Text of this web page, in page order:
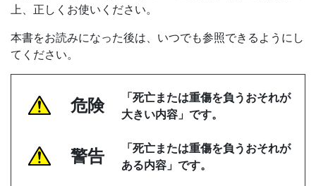
上、正しくお使いください。
本書をお読みになった後は、いつでも参照できるようにし
てください。
危険
「死亡または重傷を負うおそれが
大きい内容」です。
警告
「死亡または重傷を負うおそれが
ある内容」です。